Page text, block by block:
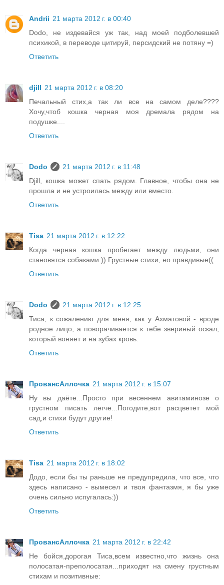
Andrii 21 марта 2012 г. в 00:40
Dodo, не издевайся уж так, над моей подболевшей
психикой, в переводе цитируй, персидский не потяну =)
Ответить
djill 21 марта 2012 г. в 08:20
Печальный стих,а так ли все на самом деле????
Хочу,чтоб кошка черная моя дремала рядом на
подушке....
Ответить
Dodo
21 марта 2012 г. в 11:48
Djill, кошка может спать рядом. Главное, чтобы она не
прошла и не устроилась между или вместо.
Ответить
Tisa 21 марта 2012 г. в 12:22
Когда черная кошка пробегает между людьми, они
становятся собаками:)) Грустные стихи, но правдивые((
Ответить
Dodo
21 марта 2012 г. в 12:25
Тиса, к сожалению для меня, как у Ахматовой - вроде
родное лицо, а поворачивается к тебе звериный оскал,
который воняет и на зубах кровь.
Ответить
ПровансАллочка 21 марта 2012 г. в 15:07
Ну вы даёте...Просто при весеннем авитаминозе о
грустном писать легче...Погодите,вот расцветет мой
сад,и стихи будут другие!
Ответить
Tisa 21 марта 2012 г. в 18:02
Додо, если бы ты раньше не предупредила, что все, что
здесь написано - вымесел и твоя фантазмя, я бы уже
очень сильно испугалась:))
Ответить
ПровансАллочка 21 марта 2012 г. в 22:42
Не бойся,дорогая Тиса,всем известно,что жизнь она
полосатая-преполосатая...приходят на смену грустным
стихам и позитивные: